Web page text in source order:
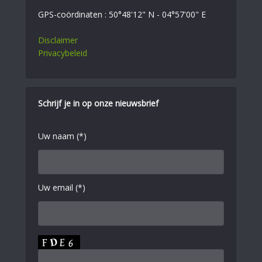
GPS-coördinaten : 50°48'12" N - 04°57'00" E
Disclaimer
Privacybeleid
Schrijf je in op onze nieuwsbrief
Uw naam (*)
Uw email (*)